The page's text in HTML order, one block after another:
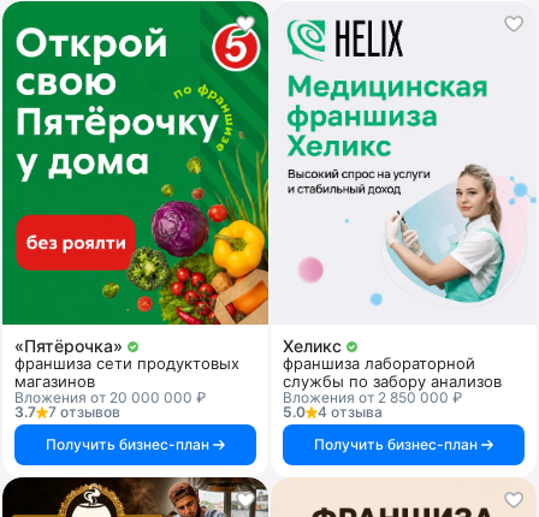
«Пятёрочка»
франшиза сети продуктовых
магазинов
Вложения от 20 000 000 ₽
3.7
7 отзывов
Получить бизнес-план
Хеликс
франшиза лабораторной
службы по забору анализов
Вложения от 2 850 000 ₽
5.0
4 отзыва
Получить бизнес-план